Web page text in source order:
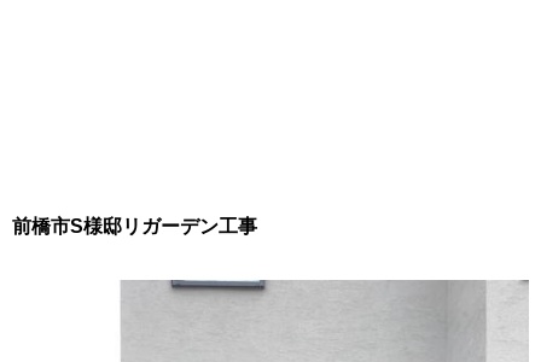
前橋市S様邸リガーデン工事